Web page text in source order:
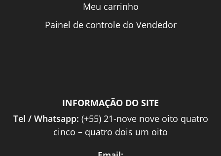
Meu carrinho
Painel de controle do Vendedor
INFORMAÇÃO DO SITE
Tel / Whatsapp: (+55) 21-nove nove oito quatro
cinco – quatro dois um oito